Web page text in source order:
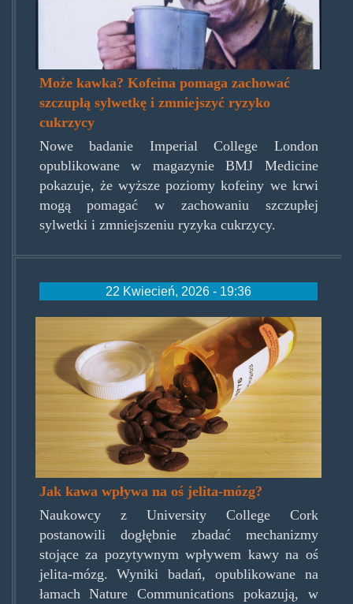
Może kawka? Kofeina pomaga zachować
szczupłą sylwetkę i zmniejszyć ryzyko
cukrzycy
Nowe badanie Imperial College London
opublikowane w magazynie BMJ Medicine
pokazuje, że wyższe poziomy kofeiny we krwi
mogą pomagać w zachowaniu szczupłej
sylwetki i zmniejszeniu ryzyka cukrzycy.
22 Kwiecień, 2026 - 19:36
coffeedrug.jpg
Jak kawa wpływa na oś jelita-mózg?
Naukowcy z University College Cork
postanowili dogłębnie zbadać mechanizmy
stojące za pozytywnym wpływem kawy na oś
jelita-mózg. Wyniki badań, opublikowane na
łamach Nature Communications pokazują, w